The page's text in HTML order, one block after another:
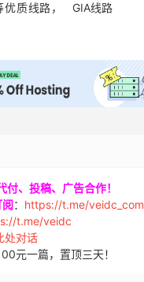
质线路，
GIA线路
付、投稿、广告合作！
： https://t.me/veidc_com
t.me/veidc
处对话
元一篇，置顶三天！